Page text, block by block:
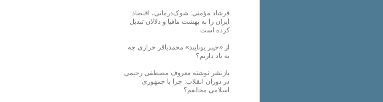
فرشاد مؤمنی: شوک‌درمانی، اقتصاد
ایران را به بهشت مافیا و دلالان تبدیل
کرده است
از «خیبر یونایتد» محمدباقر خرازی چه
به یاد داریم؟
بازنشر نوشته معروف مصطفی رحیمی
در دوران انقلاب: چرا با جمهوری
اسلامی مخالفم؟